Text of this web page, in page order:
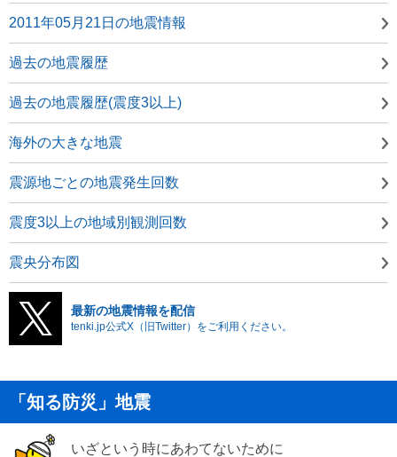
2011年05月21日の地震情報
過去の地震履歴
過去の地震履歴(震度3以上)
海外の大きな地震
震源地ごとの地震発生回数
震度3以上の地域別観測回数
震央分布図
最新の地震情報を配信
tenki.jp公式X（旧Twitter）をご利用ください。
「知る防災」地震
いざという時にあわてないために